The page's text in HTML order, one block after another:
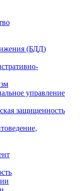
(БДД)
управление
защищенность